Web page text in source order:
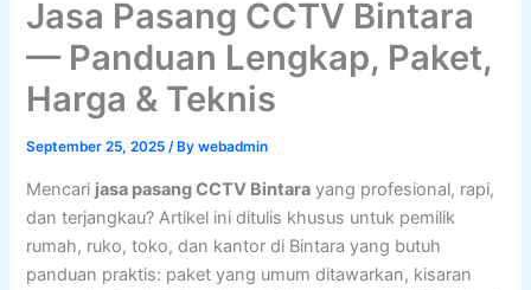
Jasa Pasang CCTV Bintara
— Panduan Lengkap, Paket,
Harga & Teknis
September 25, 2025/ Bywebadmin
Mencari jasa pasang CCTV Bintara yang profesional, rapi,
dan terjangkau? Artikel ini ditulis khusus untuk pemilik
rumah, ruko, toko, dan kantor di Bintara yang butuh
panduan praktis: paket yang umum ditawarkan, kisaran